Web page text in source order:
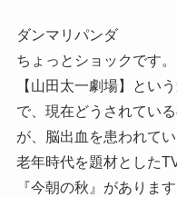
ダンマリパンダ
ちょっとショックです
【山田太一劇場】とい
で、現在どうされてい
が、脳出血を患われてい
老年時代を題材とした
『今朝の秋』がありま